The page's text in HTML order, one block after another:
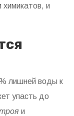
и
лишней воды к
упасть до
и